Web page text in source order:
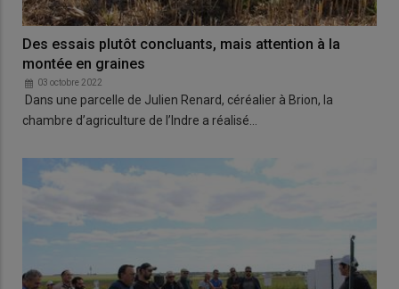
Des essais plutôt concluants, mais attention à la
montée en graines
03 octobre 2022
Dans une parcelle de Julien Renard, céréalier à Brion, la
chambre d’agriculture de l’Indre a réalisé…